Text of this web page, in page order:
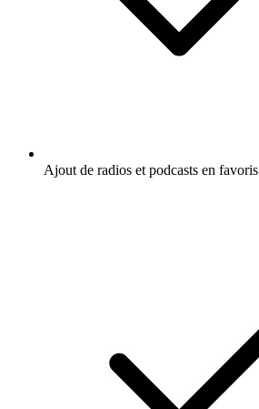
Ajout de radios et podcasts en favoris